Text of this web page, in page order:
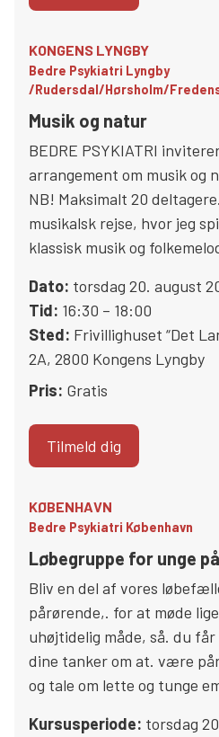
KONGENS LYNGBY
Bedre Psykiatri Lyngby
/Rudersdal/Hørsholm/
Musik og natur
BEDRE PSYKIATRI
arrangement om musik og
NB! Maksimalt 20
musikalsk rejse, hvor jeg
klassisk musik og
Dato: torsdag 20. august
Tid: 16:30 – 18:00
Sted: Frivillighuset “Det
2A, 2800 Kongens Lyngby
Pris: Gratis
Tilmeld dig
KØBENHAVN
Bedre Psykiatri København
Løbegruppe for unge
Bliv en del af vores
pårørende,. for at møde
uhøjtidelig måde, så. du
dine tanker om at. være
og tale om lette og tunge
Kursusperiode: torsdag